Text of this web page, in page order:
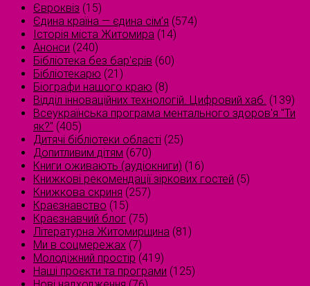
Євроквіз (15)
Єдина країна — єдина сім’я (574)
Історія міста Житомира (14)
Анонси (240)
Бібліотека без бар'єрів (60)
Бібліотекарю (21)
Біографи нашого краю (8)
Відділ інноваційних технологій. Цифровий хаб. (139)
Всеукраїнська програма ментального здоров'я "Ти
як?" (405)
Дитячі бібліотеки області (25)
Допитливим дітям (670)
Книги оживають (аудіокниги) (16)
Книжкові рекомендації зіркових гостей (5)
Книжкова скриня (257)
Краєзнавство (15)
Краєзнавчий блог (75)
Літературна Житомирщина (81)
Ми в соцмережах (7)
Молодіжний простір (419)
Наші проєкти та програми (125)